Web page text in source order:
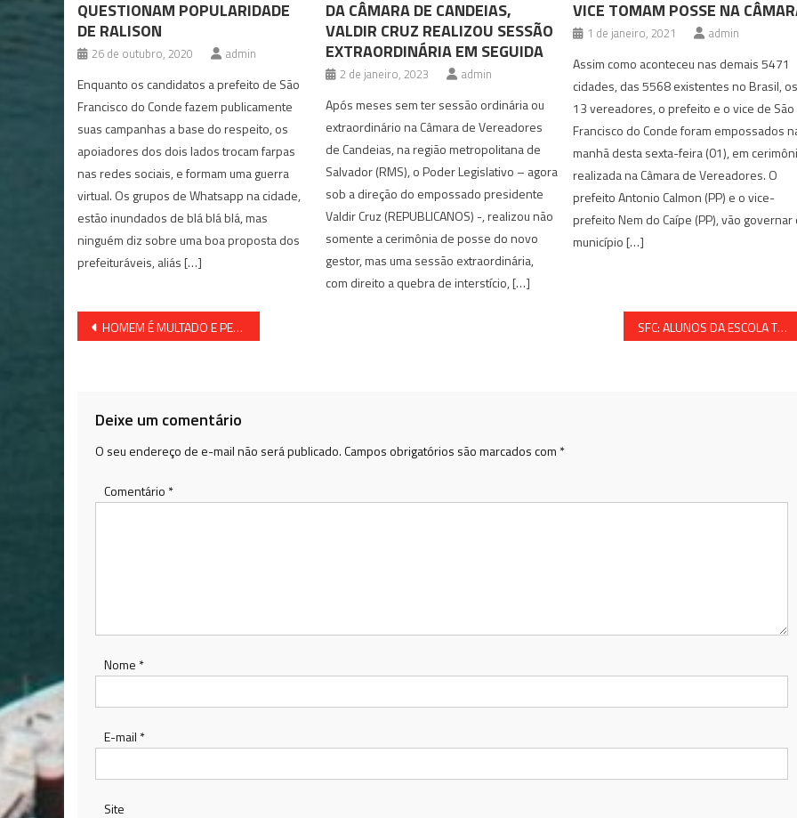
QUESTIONAM POPULARIDADE
DE RALISON
26 de outubro, 2020 admin
Enquanto os candidatos a prefeito de São
Francisco do Conde fazem publicamente
suas campanhas a base do respeito, os
apoiadores dos dois lados trocam farpas
nas redes sociais, e formam uma guerra
virtual. Os grupos de Whatsapp na cidade,
estão inundados de blá blá blá, mas
ninguém diz sobre uma boa proposta dos
prefeituráveis, aliás […]
DA CÂMARA DE CANDEIAS,
VALDIR CRUZ REALIZOU SESSÃO
EXTRAORDINÁRIA EM SEGUIDA
2 de janeiro, 2023 admin
Após meses sem ter sessão ordinária ou
extraordinário na Câmara de Vereadores
de Candeias, na região metropolitana de
Salvador (RMS), o Poder Legislativo – agora
sob a direção do empossado presidente
Valdir Cruz (REPUBLICANOS) -, realizou não
somente a cerimônia de posse do novo
gestor, mas uma sessão extraordinária,
com direito a quebra de interstício, […]
VICE TOMAM POSSE NA
1 de janeiro, 2021 admin
Assim como aconteceu nas demais 5471
cidades, das 5568 existentes no Brasil,
13 vereadores, o prefeito e o vice de São
Francisco do Conde foram empossados
manhã desta sexta-feira (01), em
realizada na Câmara de Vereadores. O
prefeito Antonio Calmon (PP) e o vice-
prefeito Nem do Caípe (PP), vão governar
município […]
Navegação
HOMEM É MULTADO E PERDE O EMPREGO POR JOGAR GELADEIRA EM ÁREA PÚBLICA SFC: ALUNOS DA ESCOLA TRÊS MARIAS VISITAM A CÂMARA MUNICIPAL DENTRO DO PROJETO ESCOLA VAI À CÂMARA
Deixe um comentário
O seu endereço de e-mail não será publicado.Campos obrigatórios são marcados com *
Comentário *
Nome *
E-mail *
Site